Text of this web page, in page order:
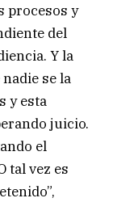
procesos y
del
Y la
se la
y esta
juicio.
el
tal vez es